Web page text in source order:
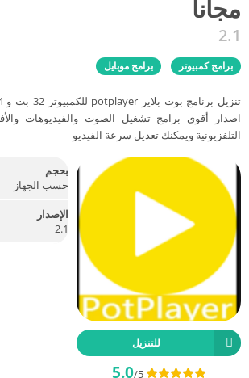
مجانا
2.1
برامج كمبيوتر برامج موبايل
اصدار أقوى برامج تشغيل الصوت والفيديوهات
التلفزيونية ويمكنك تعديل سرعة الفيديو
للتنزيل
5.0/5
بحجم
حسب الجهاز
الإصدار
2.1